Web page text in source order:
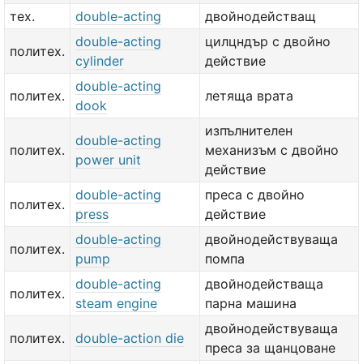
тех.
double-acting двойнодействащ
политех.
double-acting
cylinder
цилцндър с двойно
действие
политех.
double-acting
dook
летяща врата
политех.
double-acting
power unit
изпълнителен
механизъм с двойно
действие
политех.
double-acting
press
преса с двойно
действие
политех.
double-acting
pump
двойнодействуваща
помпа
политех.
double-acting
steam engine
двойнодействаща
парна машина
политех. double-action die
двойнодействуваща
преса за щанцоване